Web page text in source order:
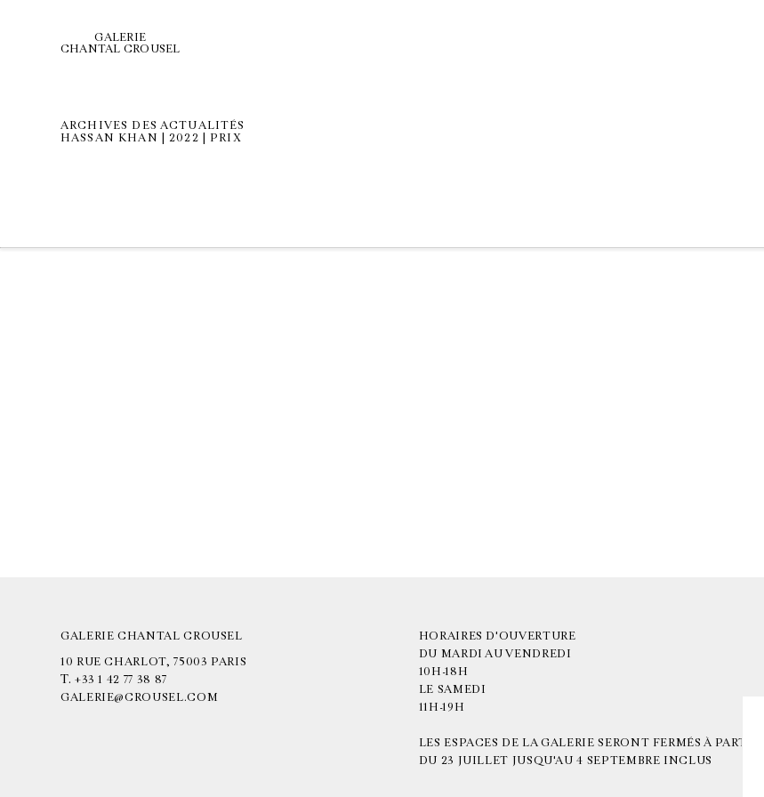
GALERIE
CHANTAL CROUSEL
ARCHIVES DES ACTUALITÉS
HASSAN KHAN | 2022 | PRIX
GALERIE CHANTAL CROUSEL
10 RUE CHARLOT, 75003 PARIS
T. +33 1 42 77 38 87
GALERIE@CROUSEL.COM
HORAIRES D'OUVERTURE
DU MARDI AU VENDREDI
10H-18H
LE SAMEDI
11H-19H
LES ESPACES DE LA GALERIE SERONT FERMÉS À PARTIR
DU 23 JUILLET JUSQU'AU 4 SEPTEMBRE INCLUS